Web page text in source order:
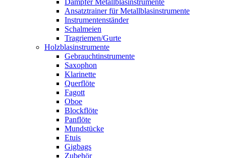
Dämpfer Metallblasinstrumente
Ansatztrainer für Metallblasinstrumente
Instrumentenständer
Schalmeien
Tragriemen/Gurte
Holzblasinstrumente
Gebrauchtinstrumente
Saxophon
Klarinette
Querflöte
Fagott
Oboe
Blockflöte
Panflöte
Mundstücke
Etuis
Gigbags
Zubehör